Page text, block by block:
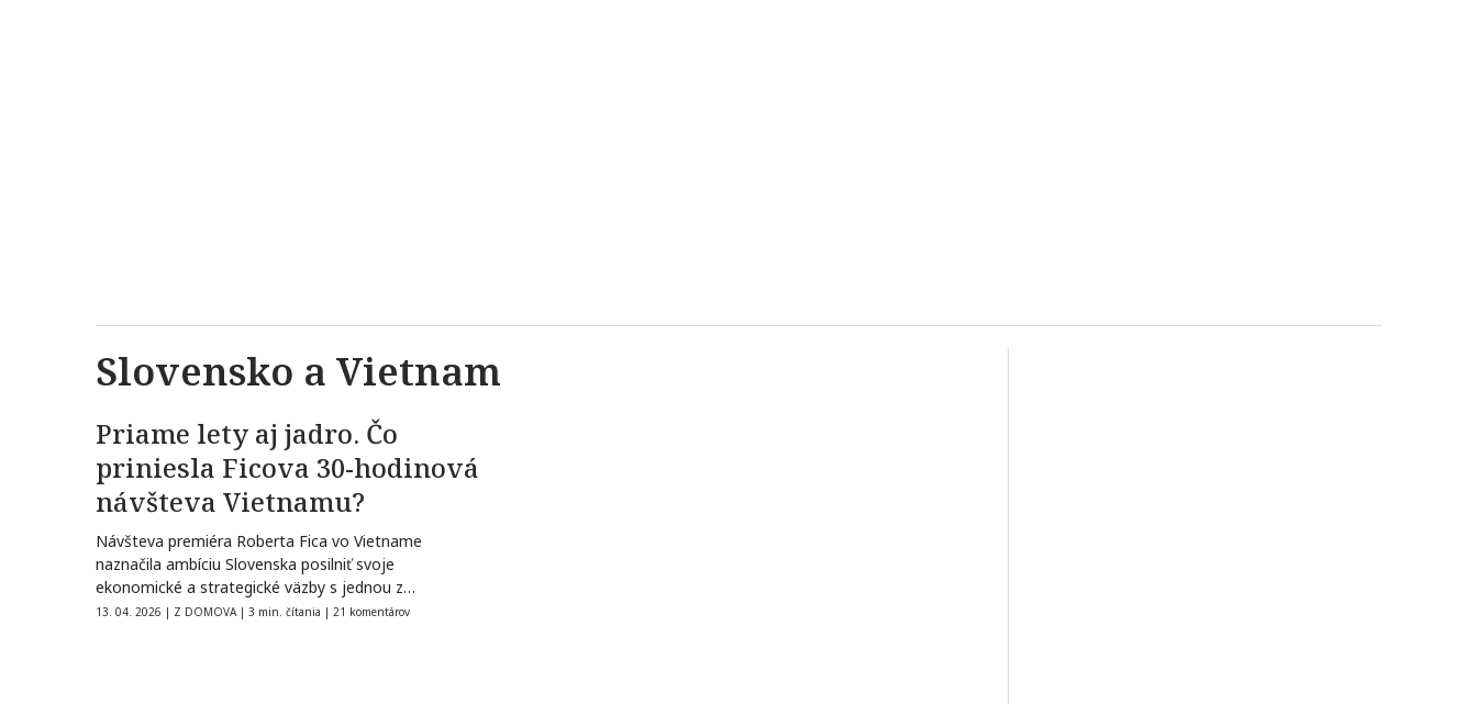
Slovensko a Vietnam
Priame lety aj jadro. Čo
priniesla Ficova 30-hodinová
návšteva Vietnamu?
Návšteva premiéra Roberta Fica vo Vietname
naznačila ambíciu Slovenska posilniť svoje
ekonomické a strategické väzby s jednou z
najdynamickejšie rastúcich…
13. 04. 2026 | Z DOMOVA | 3 min. čítania | 21 komentárov